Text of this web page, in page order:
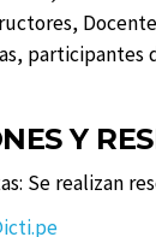
participantes
Y
Se realizan